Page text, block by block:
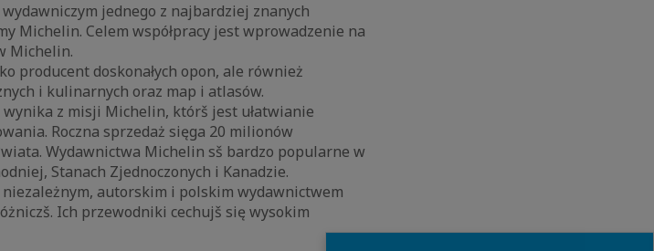
jednego z najbardziej znanych
Michelin. Celem współpracy jest wprowadzenie na
Michelin.
producent doskonałych opon, ale również
i kulinarnych oraz map i atlasów.
wynika z misji Michelin, którš jest ułatwianie
Roczna sprzedaż sięga 20 milionów
Wydawnictwa Michelin sš bardzo popularne w
Stanach Zjednoczonych i Kanadzie.
autorskim i polskim wydawnictwem
Ich przewodniki cechujš się wysokim